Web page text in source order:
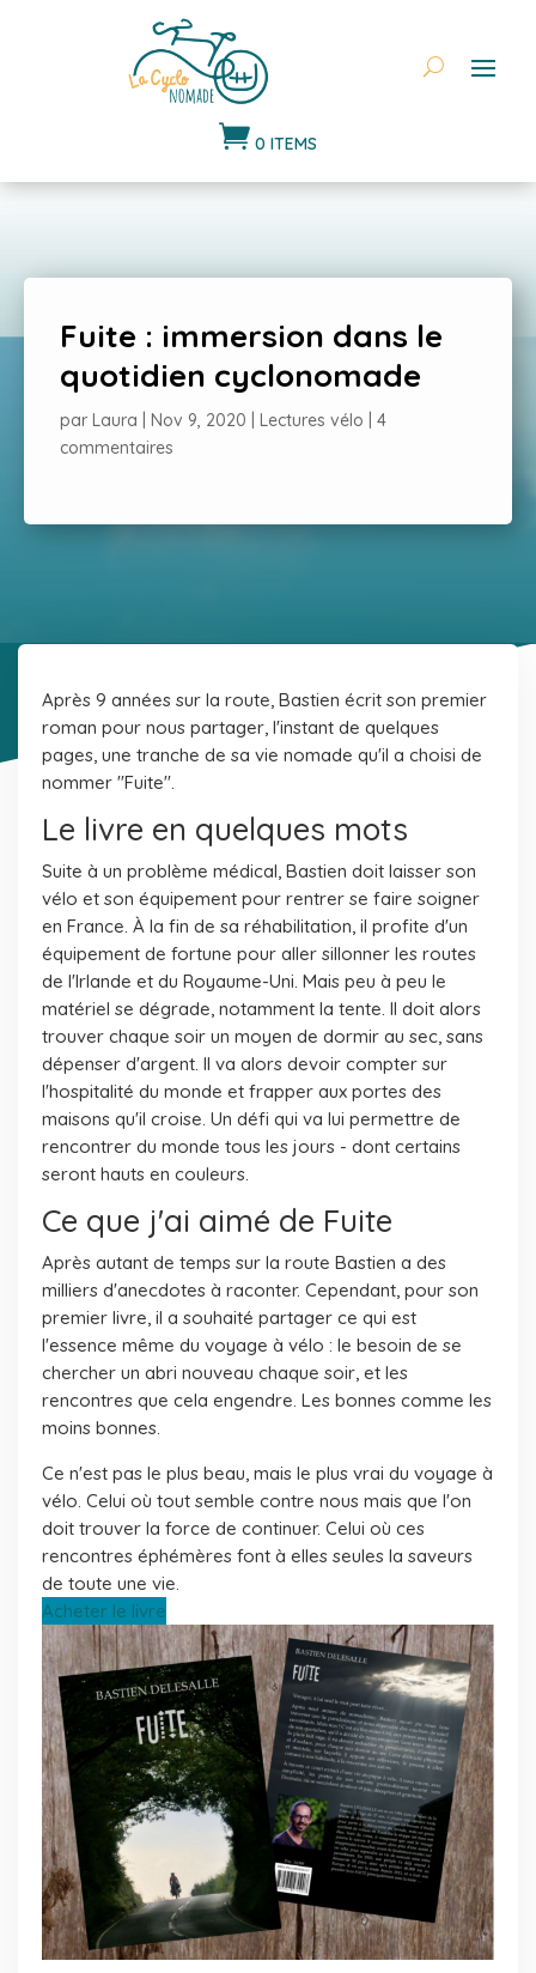
 0 ITEMS
Fuite : immersion dans le
quotidien cyclonomade
par Laura Nov 9, 2020 Lectures vélo
4
commentaires
Après 9 années sur la route, Bastien écrit son premier
roman pour nous partager, l'instant de quelques
pages, une tranche de sa vie nomade qu'il a choisi de
nommer "Fuite".
Le livre en quelques mots
Suite à un problème médical, Bastien doit laisser son
vélo et son équipement pour rentrer se faire soigner
en France. À la fin de sa réhabilitation, il profite d'un
équipement de fortune pour aller sillonner les routes
de l'Irlande et du Royaume-Uni. Mais peu à peu le
matériel se dégrade, notamment la tente. Il doit alors
trouver chaque soir un moyen de dormir au sec, sans
dépenser d'argent. Il va alors devoir compter sur
l'hospitalité du monde et frapper aux portes des
maisons qu'il croise. Un défi qui va lui permettre de
rencontrer du monde tous les jours - dont certains
seront hauts en couleurs.
Ce que j'ai aimé de Fuite
Après autant de temps sur la route Bastien a des
milliers d'anecdotes à raconter. Cependant, pour son
premier livre, il a souhaité partager ce qui est
l'essence même du voyage à vélo : le besoin de se
chercher un abri nouveau chaque soir, et les
rencontres que cela engendre. Les bonnes comme les
moins bonnes.
Ce n'est pas le plus beau, mais le plus vrai du voyage à
vélo. Celui où tout semble contre nous mais que l'on
doit trouver la force de continuer. Celui où ces
rencontres éphémères font à elles seules la saveurs
de toute une vie.
Acheter le livre